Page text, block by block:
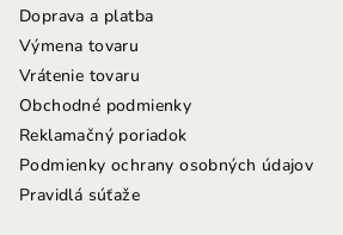
Doprava a platba
Výmena tovaru
Vrátenie tovaru
Obchodné podmienky
Reklamačný poriadok
Podmienky ochrany osobných údajov
Pravidlá súťaže